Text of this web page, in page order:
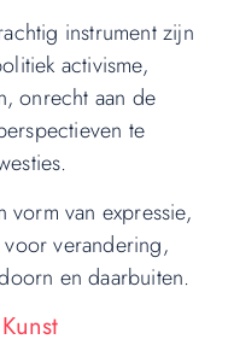
instrument zijn
activisme,
onrecht aan de
te
vorm van expressie,
voor verandering,
en daarbuiten.